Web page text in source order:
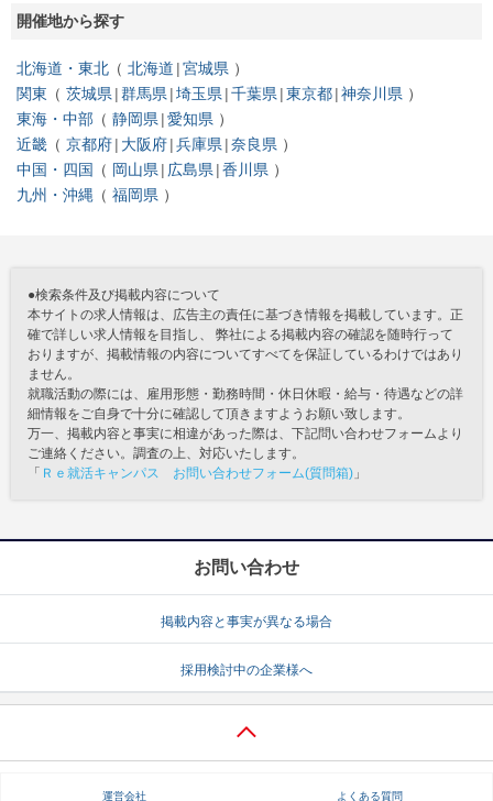
開催地から探す
北海道・東北 北海道 宮城県
関東
茨城県 群馬県 埼玉県 千葉県 東京都 神奈川県
東海・中部
静岡県 愛知県
近畿
京都府 大阪府 兵庫県 奈良県
中国・四国
岡山県 広島県 香川県
九州・沖縄
福岡県
●検索条件及び掲載内容について
本サイトの求人情報は、広告主の責任に基づき情報を掲載しています。正
確で詳しい求人情報を目指し、 弊社による掲載内容の確認を随時行って
おりますが、掲載情報の内容についてすべてを保証しているわけではあり
ません。
就職活動の際には、雇用形態・勤務時間・休日休暇・給与・待遇などの詳
細情報をご自身で十分に確認して頂きますようお願い致します。
万一、掲載内容と事実に相違があった際は、下記問い合わせフォームより
ご連絡ください。調査の上、対応いたします。
「 Ｒｅ就活キャンパス お問い合わせフォーム(質問箱) 」
お問い合わせ
掲載内容と事実が異なる場合
採用検討中の企業様へ
運営会社 よくある質問